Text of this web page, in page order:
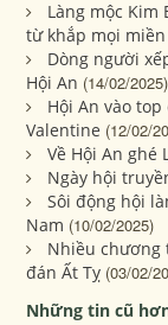
Làng mộc Kim
từ khắp mọi miền
Dòng người
Hội An (14/02/2025)
Hội An vào
Valentine (12/02/
Về Hội An ghé
Ngày hội
Sôi động hội
Nam (10/02/2025)
Nhiều chương
đán Ất Tỵ (03/02/
Những tin cũ